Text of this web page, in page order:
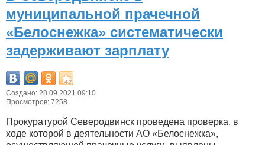
муниципальной прачечной
«Белоснежка» систематически
задерживают зарплату
Создано: 28.09.2021 09:10
Просмотров: 7258
Прокуратурой Северодвинск проведена проверка, в
ходе которой в деятельности АО «Белоснежка»,